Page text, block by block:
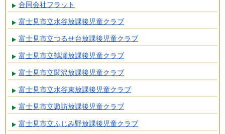
合同会社フラット
富士見市立水谷放課後児童クラブ
富士見市立つるせ台放課後児童クラブ
富士見市立鶴瀬放課後児童クラブ
富士見市立関沢放課後児童クラブ
富士見市立水谷東放課後児童クラブ
富士見市立諏訪放課後児童クラブ
富士見市立ふじみ野放課後児童クラブ